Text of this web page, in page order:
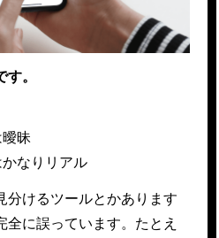
。
昧
なりリアル
分けるツールとかあります
に誤っています。たとえ